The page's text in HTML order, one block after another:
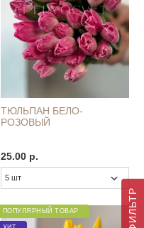
ФИЛЬТР
ТЮЛЬПАН БЕЛО-
РОЗОВЫЙ
25.00 р.
ПОПУЛЯРНЫЙ ТОВАР